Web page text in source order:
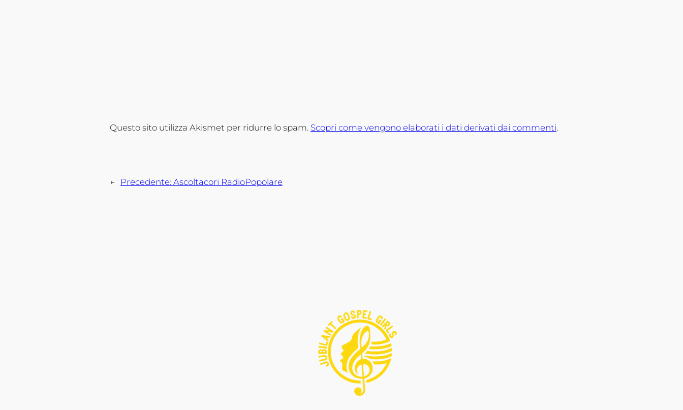
Questo sito utilizza Akismet per ridurre lo spam. Scopri come vengono elaborati i dati derivati dai commenti.
← Precedente: Ascoltacori RadioPopolare